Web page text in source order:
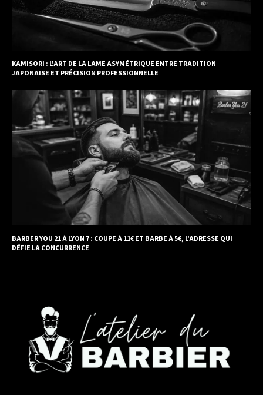
KAMISORI : L'ART DE LA LAME ASYMÉTRIQUE ENTRE TRADITION
JAPONAISE ET PRÉCISION PROFESSIONNELLE
BARBER YOU 21 À LYON 7 : COUPE À 11€ ET BARBE À 5€, L'ADRESSE QUI
DÉFIE LA CONCURRENCE